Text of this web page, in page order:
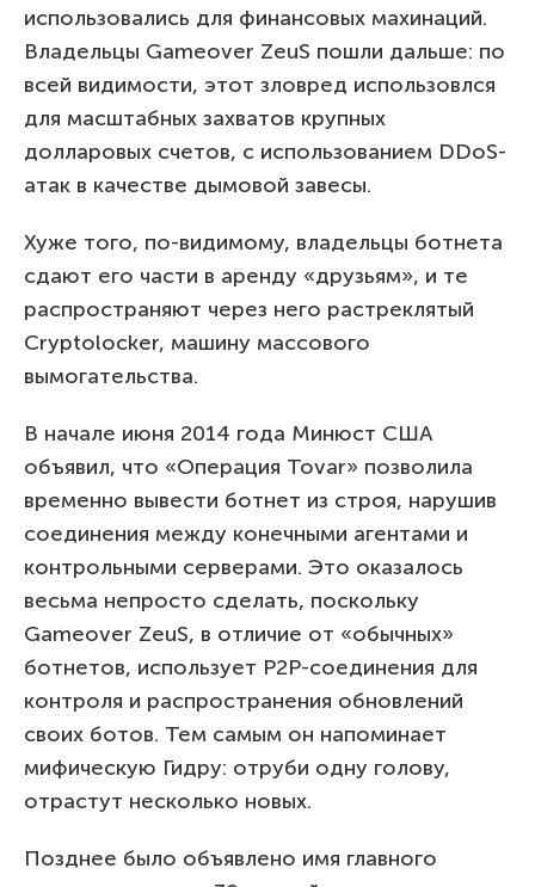
использовались для финансовых махинаций.
Владельцы Gameover ZeuS пошли дальше: по
всей видимости, этот зловред использовлся
для масштабных захватов крупных
долларовых счетов, с использованием DDoS-
атак в качестве дымовой завесы.
Хуже того, по-видимому, владельцы ботнета
сдают его части в аренду «друзьям», и те
распространяют через него растреклятый
Cryptolocker, машину массового
вымогательства.
В начале июня 2014 года Минюст США
объявил, что «Операция Tovar» позволила
временно вывести ботнет из строя, нарушив
соединения между конечными агентами и
контрольными серверами. Это оказалось
весьма непросто сделать, поскольку
Gameover ZeuS, в отличие от «обычных»
ботнетов, использует P2P-соединения для
контроля и распространения обновлений
своих ботов. Тем самым он напоминает
мифическую Гидру: отруби одну голову,
отрастут несколько новых.
Позднее было объявлено имя главного